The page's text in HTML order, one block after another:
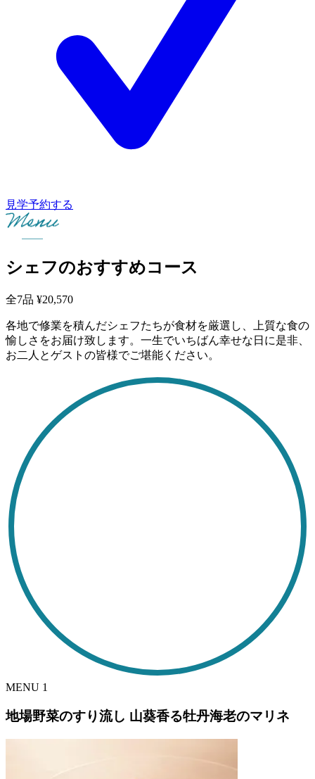
見学予約する
シェフのおすすめコース
全7品 ¥20,570
各地で修業を積んだシェフたちが食材を厳選し、上質な食の
愉しさをお届け致します。一生でいちばん幸せな日に是非、
お二人とゲストの皆様でご堪能ください。
MENU 1
地場野菜のすり流し 山葵香る牡丹海老のマリネ